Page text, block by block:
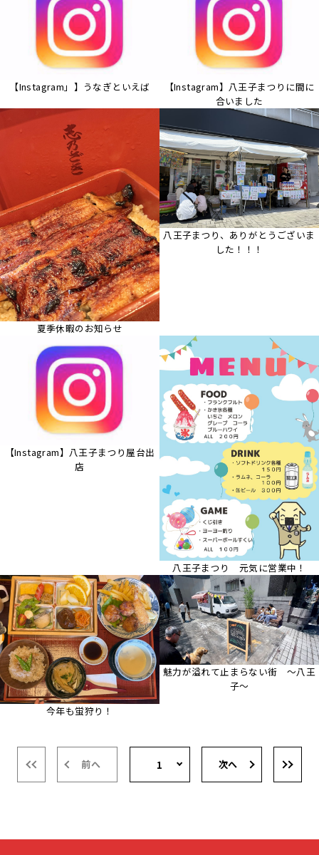
【Instagram」】うなぎといえば
【Instagram】八王子まつりに間に
合いました
夏季休暇のお知らせ
八王子まつり、ありがとうございま
した！！！
【Instagram】八王子まつり屋台出
店
八王子まつり 元気に営業中！
今年も蛍狩り！
魅力が溢れて止まらない街 ～八王
子～
前へ 1 次へ